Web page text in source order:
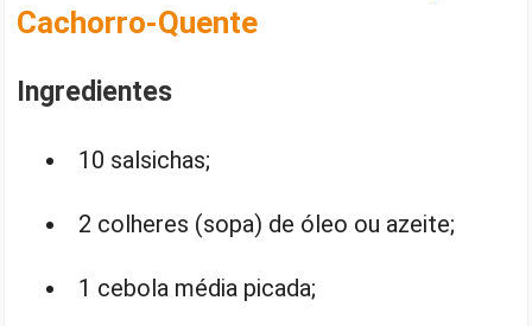
Cachorro-Quente
Ingredientes
10 salsichas;
2 colheres (sopa) de óleo ou azeite;
1 cebola média picada;